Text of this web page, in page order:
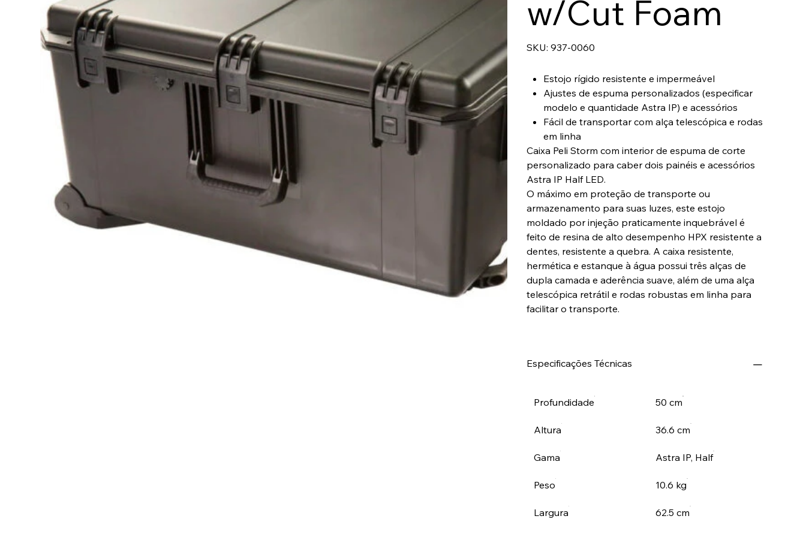
w/Cut Foam
SKU: SKU
937-
937-0060
Estojo rígido resistente e impermeável
Ajustes de espuma personalizados (especificar
modelo e quantidade Astra IP) e acessórios
Fácil de transportar com alça telescópica e rodas
em linha
Caixa Peli Storm com interior de espuma de corte
personalizado para caber dois painéis e acessórios
Astra IP Half LED.
O máximo em proteção de transporte ou
armazenamento para suas luzes, este estojo
moldado por injeção praticamente inquebrável é
feito de resina de alto desempenho HPX resistente a
dentes, resistente a quebra. A caixa resistente,
hermética e estanque à água possui três alças de
dupla camada e aderência suave, além de uma alça
telescópica retrátil e rodas robustas em linha para
facilitar o transporte.
Especificações Técnicas
Profundidade 50 cm
Altura 36.6 cm
Gama Astra IP, Half
Peso 10.6 kg
Largura 62.5 cm